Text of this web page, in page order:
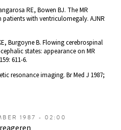
RE, Bowen BJ. The MR
patients with ventriculomegaly. AJNR
Burgoyne B. Flowing cerebrospinal
states: appearance on MR
611-6.
resonance imaging. Br Med J 1987;
1987 - 02:00